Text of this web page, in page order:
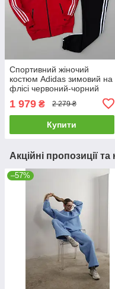
Спортивний жіночий
костюм Adidas зимовий на
флісі червоний-чорний
олімпійка штани адідас
1 979 ₴ 2 279 ₴
Купити
Акційні пропозиції
–57%